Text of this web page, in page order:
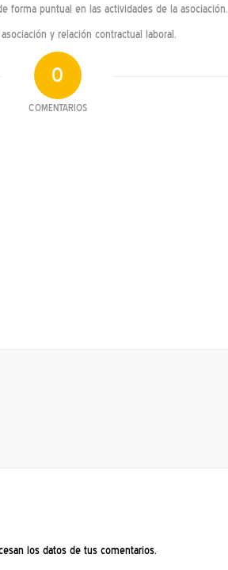
forma puntual en las actividades de la asociación.
y relación contractual laboral.
0
COMENTARIOS
los datos de tus comentarios.